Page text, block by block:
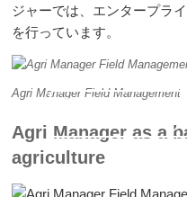
ジャーでは、エンタープラ
を行っています。
Agri Manager Field Management
アグリマネー
ンソ
Agri Manager as a
agriculture